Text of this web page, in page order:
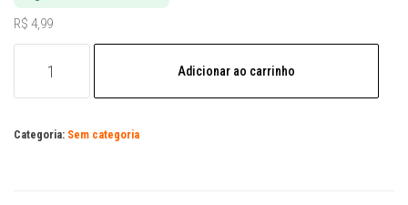
R$ 4,99
das
-
Adicionar ao carrinho
Categoria: Sem categoria